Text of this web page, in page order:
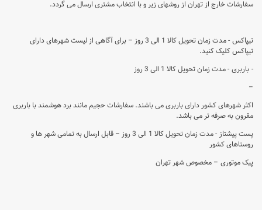
سفارشات خارج از تهران از روشهای زیر و با انتخاب مشتری ارسال می گردد.
تیپاکس - مدت زمان تحویل کالا 1 الی 3 روز – برای آگاهی از لیست شهرهای دارای
تیپاکس کلیک کنید.
- باربری - مدت زمان تحویل کالا 1 الی 3 روز
–
اکثر شهرهای کشور دارای باربری می باشند. سفارشات حجیم مانند برد هوشمند با باربری
مقرون به صرفه تر می باشد.
پست پیشتاز - مدت زمان تحویل کالا 1 الی 3 روز – قابل ارسال به تمامی شهر ها و
روستاهای کشور
پیک موتوری – مخصوص شهر تهران